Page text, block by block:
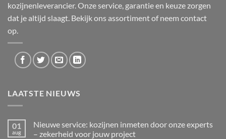
kozijnenleverancier. Onze service, garantie en keuze zorgen
dat je altijd slaagt. Bekijk onsassortimentof neem contact
op.
LAATSTE NIEUWS
01
aug
Nieuwe service: kozijnen inmeten door onze experts
– zekerheid voor jouw project